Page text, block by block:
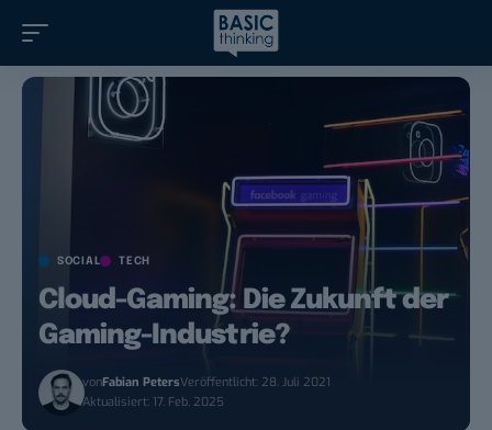
SOCIAL TECH
Cloud-Gaming: Die Zukunft der
Gaming-Industrie?
vonFabian PetersVeröffentlicht: 28. Juli 2021
Aktualisiert: 17. Feb. 2025